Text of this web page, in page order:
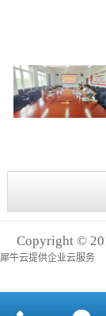
Copyright ©
犀牛云提供企业云服务